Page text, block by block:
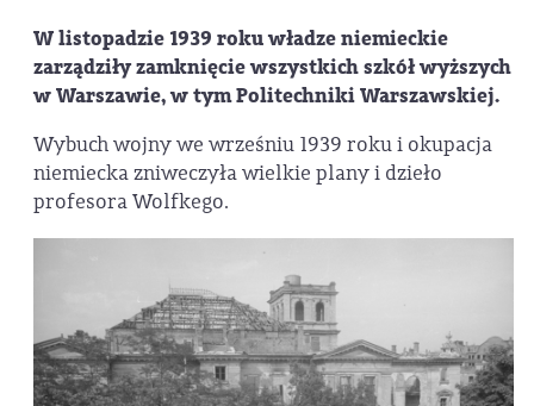
W listopadzie 1939 roku władze niemieckie
zarządziły zamknięcie wszystkich szkół wyższych
w Warszawie, w tym Politechniki Warszawskiej.
Wybuch wojny we wrześniu 1939 roku i okupacja
niemiecka zniweczyła wielkie plany i dzieło
profesora Wolfkego.